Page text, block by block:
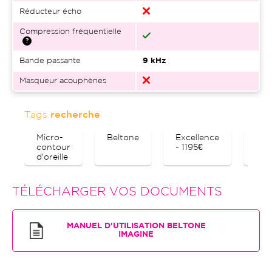
Réducteur écho
Compression fréquentielle
Bande passante 9 kHz
Masqueur acouphènes
Tags recherche
Micro-
contour
d'oreille
Beltone
Excellence
- 1195€
TÉLÉCHARGER VOS DOCUMENTS
MANUEL D'UTILISATION BELTONE
IMAGINE